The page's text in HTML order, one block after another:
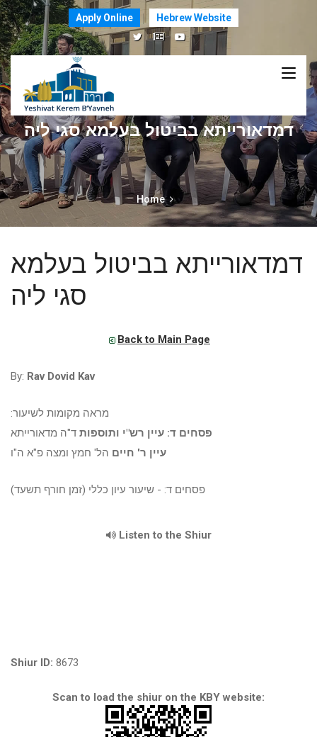
Apply Online Hebrew Website
דמדאורייתא בביטול בעלמא סגי ליה
Home
דמדאורייתא בביטול בעלמא
סגי ליה
Back to Main Page
By: Rav Dovid Kav
מראה מקומות לשיעור:
פסחים ד: עיין רש"י ותוספות ד"ה מדאורייתא
עיין ר' חיים הל' חמץ ומצה פ"א ה"ו
פסחים ד: - שיעור עיון כללי (זמן חורף תשעד)
Listen to the Shiur
Shiur ID: 8673
Scan to load the shiur on the KBY website: